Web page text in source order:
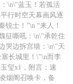
\n\"蓝玉！若孤活
行时空天幕画风逐
士！”\n “来人！
征嘶吼：\n\"承乾住
哭边拆宫墙：\n\"天
长城里！\"\n而李
玺x1，附言：速
烟阁召唤卡，备